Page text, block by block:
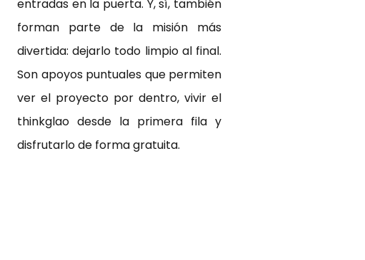
entradas en la puerta. Y, sí, también
forman parte de la misión más
divertida: dejarlo todo limpio al final.
Son apoyos puntuales que permiten
ver el proyecto por dentro, vivir el
thinkglao desde la primera fila y
disfrutarlo de forma gratuita.